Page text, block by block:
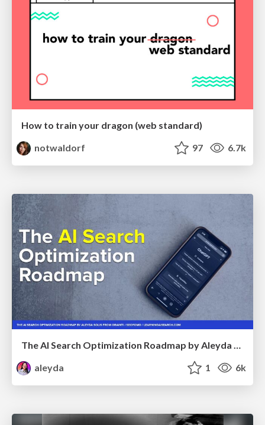
How to train your dragon (web standard)
notwaldorf
97 6.7k
The AI Search Optimization Roadmap by Aleyda Solis
aleyda
1 6k